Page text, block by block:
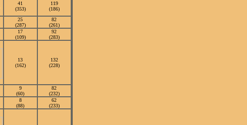
41
(353)
119
(186)
25
(287)
82
(261)
17
(109)
92
(283)
13
(162)
132
(228)
9
(60)
82
(232)
8
(88)
62
(233)